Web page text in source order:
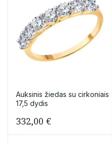
Auksinis žiedas su cirkoniais
17,5 dydis
332,00 €